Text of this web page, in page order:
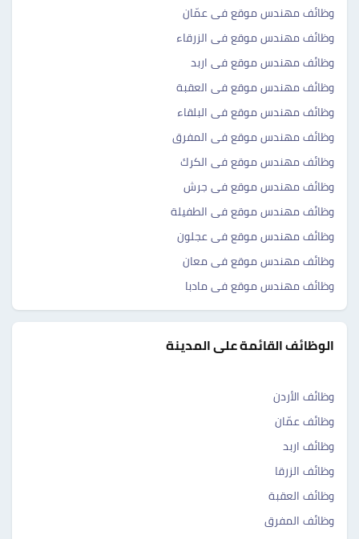
وظائف مهندس موقع فى عمّان
وظائف مهندس موقع فى الزرقاء
وظائف مهندس موقع فى اربد
وظائف مهندس موقع فى العقبة
وظائف مهندس موقع فى البلقاء
وظائف مهندس موقع فى المفرق
وظائف مهندس موقع فى الكرك
وظائف مهندس موقع فى جرش
وظائف مهندس موقع فى الطفيلة
وظائف مهندس موقع فى عجلون
وظائف مهندس موقع فى معان
وظائف مهندس موقع فى مادبا
الوظائف القائمة على المدينة
وظائف الأردن
وظائف عمّان
وظائف اربد
وظائف الزرقا
وظائف العقبة
وظائف المفرق